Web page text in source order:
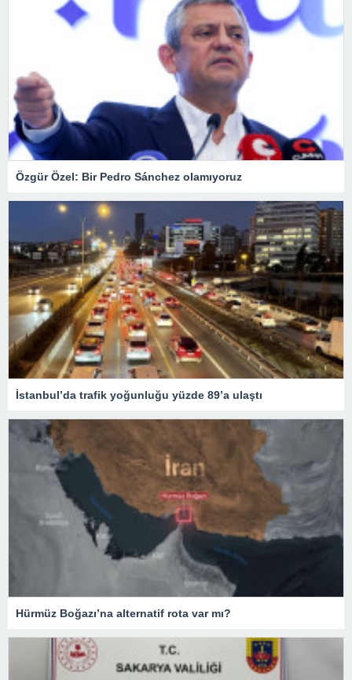
Özgür Özel: Bir Pedro Sánchez olamıyoruz
İstanbul’da trafik yoğunluğu yüzde 89’a ulaştı
Hürmüz Boğazı’na alternatif rota var mı?